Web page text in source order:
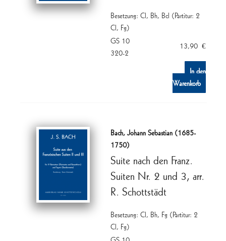
Besetzung: Cl, Bh, Bcl (Partitur: 2
Cl, Fg)
GS 10
320-2
13,90 €
In den
Warenkorb
Bach, Johann Sebastian (1685-
1750)
Suite nach den Franz.
Suiten Nr. 2 und 3, arr.
R. Schottstädt
Besetzung: Cl, Bh, Fg (Partitur: 2
Cl, Fg)